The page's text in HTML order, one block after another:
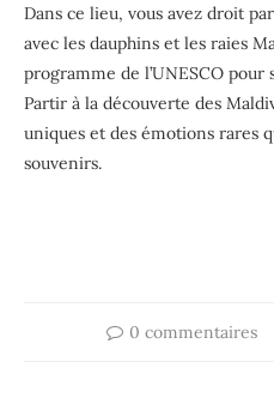
Dans ce lieu, vous avez droit
avec les dauphins et les raies
programme de l’UNESCO pour
Partir à la découverte des
uniques et des émotions rares
souvenirs.
0 commentaires